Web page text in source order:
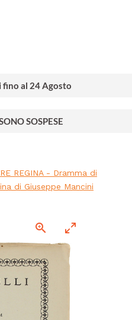
fino al 24 Agosto
SOSPESE
REGINA - Dramma di
di Giuseppe Mancini